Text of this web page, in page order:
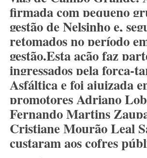
firmada com pequeno
gestão de Nelsinho e,
retomados no período
gestão.Esta ação faz
ingressados pela força-
Asfáltica e foi ajuizada
promotores Adriano
Fernando Martins
Cristiane Mourão Leal
custaram aos cofres